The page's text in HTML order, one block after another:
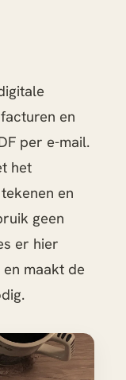
en
per e-mail.
het
en
geen
er hier
maakt de